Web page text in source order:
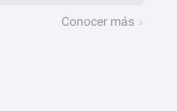
Conocer más